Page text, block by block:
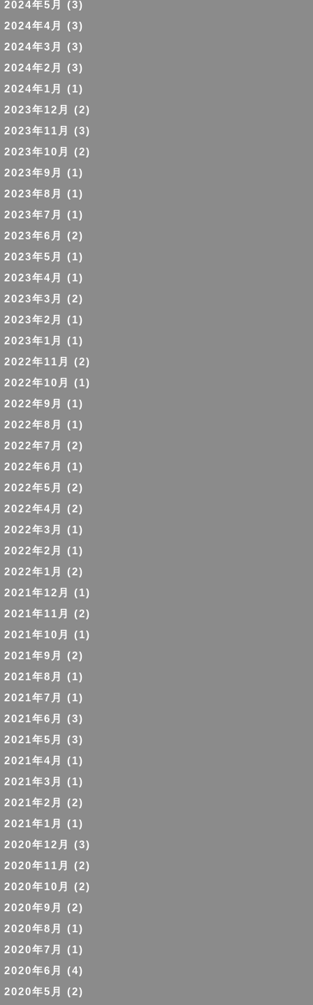
2024年5月
(3)
2024年4月
(3)
2024年3月
(3)
2024年2月
(3)
2024年1月
(1)
2023年12月
(2)
2023年11月
(3)
2023年10月
(2)
2023年9月
(1)
2023年8月
(1)
2023年7月
(1)
2023年6月
(2)
2023年5月
(1)
2023年4月
(1)
2023年3月
(2)
2023年2月
(1)
2023年1月
(1)
2022年11月
(2)
2022年10月
(1)
2022年9月
(1)
2022年8月
(1)
2022年7月
(2)
2022年6月
(1)
2022年5月
(2)
2022年4月
(2)
2022年3月
(1)
2022年2月
(1)
2022年1月
(2)
2021年12月
(1)
2021年11月
(2)
2021年10月
(1)
2021年9月
(2)
2021年8月
(1)
2021年7月
(1)
2021年6月
(3)
2021年5月
(3)
2021年4月
(1)
2021年3月
(1)
2021年2月
(2)
2021年1月
(1)
2020年12月
(3)
2020年11月
(2)
2020年10月
(2)
2020年9月
(2)
2020年8月
(1)
2020年7月
(1)
2020年6月
(4)
2020年5月
(2)